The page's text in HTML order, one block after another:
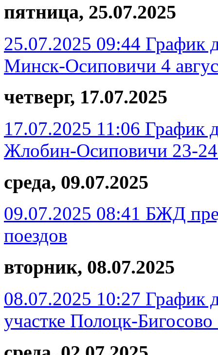
пятница, 25.07.2025
25.07.2025 09:44 График
Минск-Осиповичи 4
четверг, 17.07.2025
17.07.2025 11:06 График
Жлобин-Осиповичи 23-
среда, 09.07.2025
09.07.2025 08:41 БЖД
поездов
вторник, 08.07.2025
08.07.2025 10:27 График
участке Полоцк-